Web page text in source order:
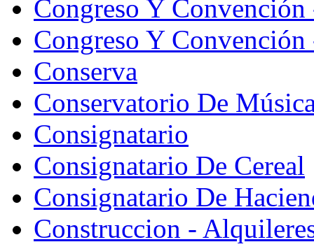
Congreso Y Convención
Congreso Y
Conserva
Conservatorio De
Consignatario
Consignatario De Cereal
Consignatario De
Construccion -